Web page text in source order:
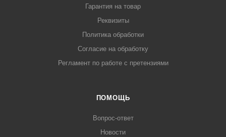
Гарантия на товар
Реквизиты
Политика обработки
Согласие на обработку
Регламент по работе с претензиями
ПОМОЩЬ
Вопрос-ответ
Новости